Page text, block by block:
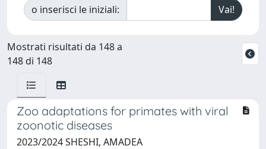
o inserisci le iniziali:
Mostrati risultati da 148 a
148 di 148
Zoo adaptations for primates with viral
zoonotic diseases
2023/2024 SHESHI, AMADEA